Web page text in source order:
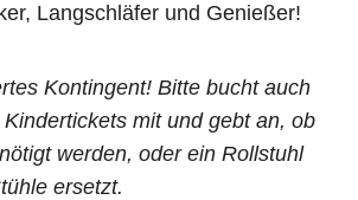
Langschläfer und Genießer!
Kontingent! Bitte bucht auch
mit und gebt an, ob
werden, oder ein Rollstuhl
ersetzt.